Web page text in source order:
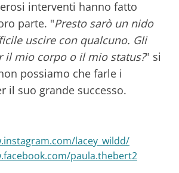
interventi hanno fatto
parte. "Presto sarò un nido
uscire con qualcuno. Gli
il mio corpo o il mio status?" si
possiamo che farle i
il suo grande successo.
lacey_wildd/
paula.thebert2